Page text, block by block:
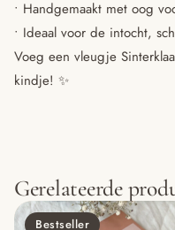
• Handgemaakt met oog
• Ideaal voor de intocht,
Voeg een vleugje
kindje! ✨
Gerelateerde
Bestseller